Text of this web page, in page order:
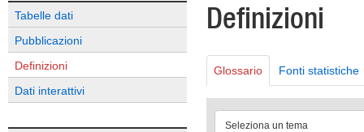
Tabelle dati
Pubblicazioni
Definizioni
Dati interattivi
Definizioni
Glossario Fonti statistiche
Seleziona un tema